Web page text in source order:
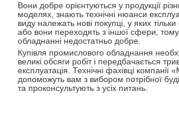
Вони добре орієнтуються у продукції
моделях, знають технічні нюанси
виду належать нові покупці, у яких тільки
або вони переходять з іншої сфери,
обладнанні недостатньо добре.
Купівля промислового обладнання
великі обсяги робіт і передбачається
експлуатація. Технічні фахівці компанії
допоможуть вам з вибором потрібної
та проконсультують з усіх питань.